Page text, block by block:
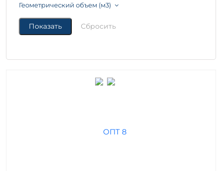
Геометрический объем (м3)